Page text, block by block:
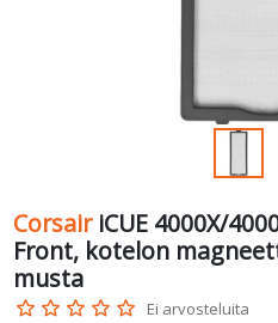
Corsair iCUE 4000X/
Front, kotelon
musta
star_border star_border star_border star_border star_border Ei arvosteluita